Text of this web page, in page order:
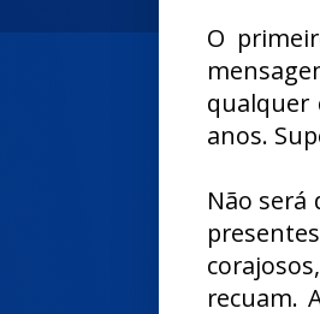
O
qualquer
anos.
Não será
recuam.